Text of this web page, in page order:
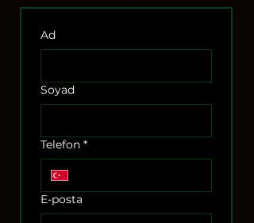
Ad
Soyad
Telefon *
E-posta